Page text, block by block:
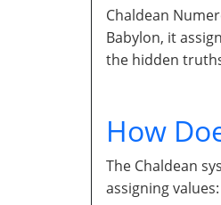
Chaldean
Babylon, it
the hidden
How
The Chaldean
assigning values: